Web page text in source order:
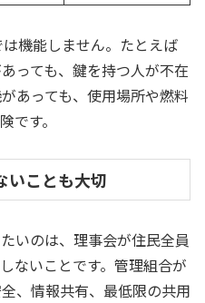
機能しません。たとえば
っても、鍵を持つ人が不在
あっても、使用場所や燃料
です。
いことも大切
いのは、理事会が住民全員
ないことです。管理組合が
、情報共有、最低限の共用